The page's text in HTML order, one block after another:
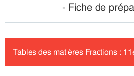
- Fiche de
Tables des matières Fractions :